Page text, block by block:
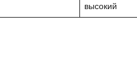
высокий